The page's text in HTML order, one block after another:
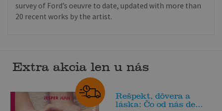
survey of Ford’s oeuvre to date, updated with more than
20 recent works by the artist.
Extra akcia len u nás
Rešpekt, dôvera a
láska: Čo od nás de...